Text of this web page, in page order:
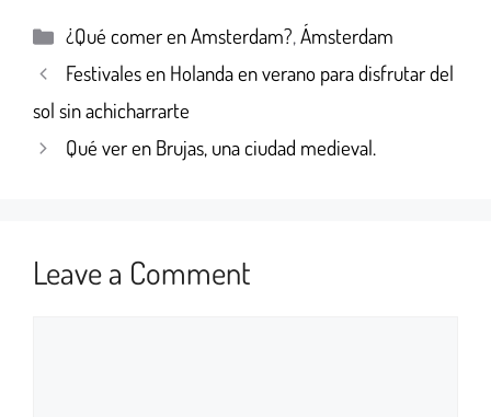
¿Qué comer en Amsterdam?,Ámsterdam
Festivales en Holanda en verano para disfrutar del
sol sin achicharrarte
Qué ver en Brujas, una ciudad medieval.
Leave a Comment